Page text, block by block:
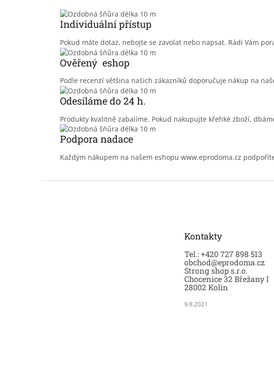
Individuální přístup
Pokud máte dotaz, nebojte se zavolat nebo napsat. Rádi Vám
Ověřený eshop
Podle recenzí většina našich zákazníků doporučuje nákup na
Odesíláme do 24 h.
Produkty kvalitně zabalíme. Pokud nakupujte křehké zboží,
Podpora nadace
Každým nákupem na našem eshopu www.eprodoma.cz
Kontakty
Tel.: +420 727 898 513
obchod@eprodoma.cz
Strong shop s.r.o.
Chocenice 32 Břežany I
28002 Kolín
9.8.2021